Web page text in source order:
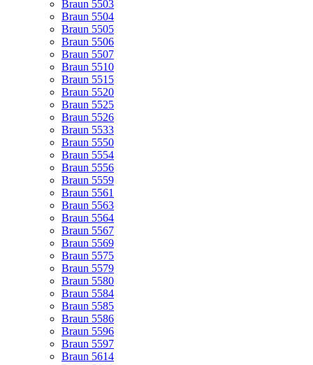
Braun 5503
Braun 5504
Braun 5505
Braun 5506
Braun 5507
Braun 5510
Braun 5515
Braun 5520
Braun 5525
Braun 5526
Braun 5533
Braun 5550
Braun 5554
Braun 5556
Braun 5559
Braun 5561
Braun 5563
Braun 5564
Braun 5567
Braun 5569
Braun 5575
Braun 5579
Braun 5580
Braun 5584
Braun 5585
Braun 5586
Braun 5596
Braun 5597
Braun 5614